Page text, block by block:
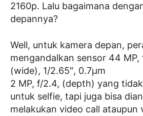
2160p. Lalu bagaimana
depannya?
Well, untuk kamera depan,
mengandalkan sensor 44
(wide), 1/2.65″, 0.7µm
2 MP, f/2.4, (depth) yang
untuk selfie, tapi juga bisa
melakukan video call ataupun